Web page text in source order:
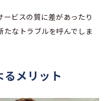
ビスの質に差があったり
なトラブルを呼んでしま
メリット